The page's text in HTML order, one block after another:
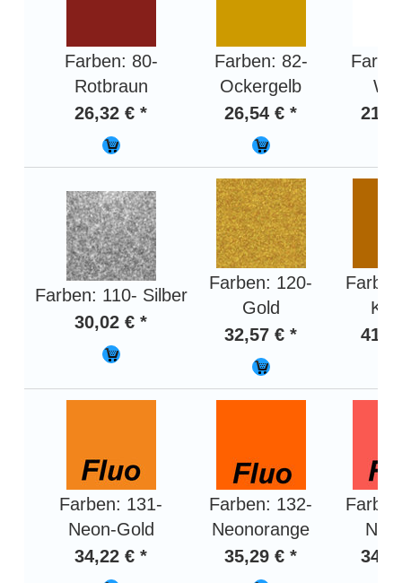
Farben: 80-
Rotbraun
26,32 € *
Farben: 82-
Ockergelb
26,54 € *
Farben: 110- Silber
30,02 € *
Farben: 120-
Gold
32,57 € *
Farben: 131-
Neon-Gold
34,22 € *
Farben: 132-
Neonorange
35,29 € *